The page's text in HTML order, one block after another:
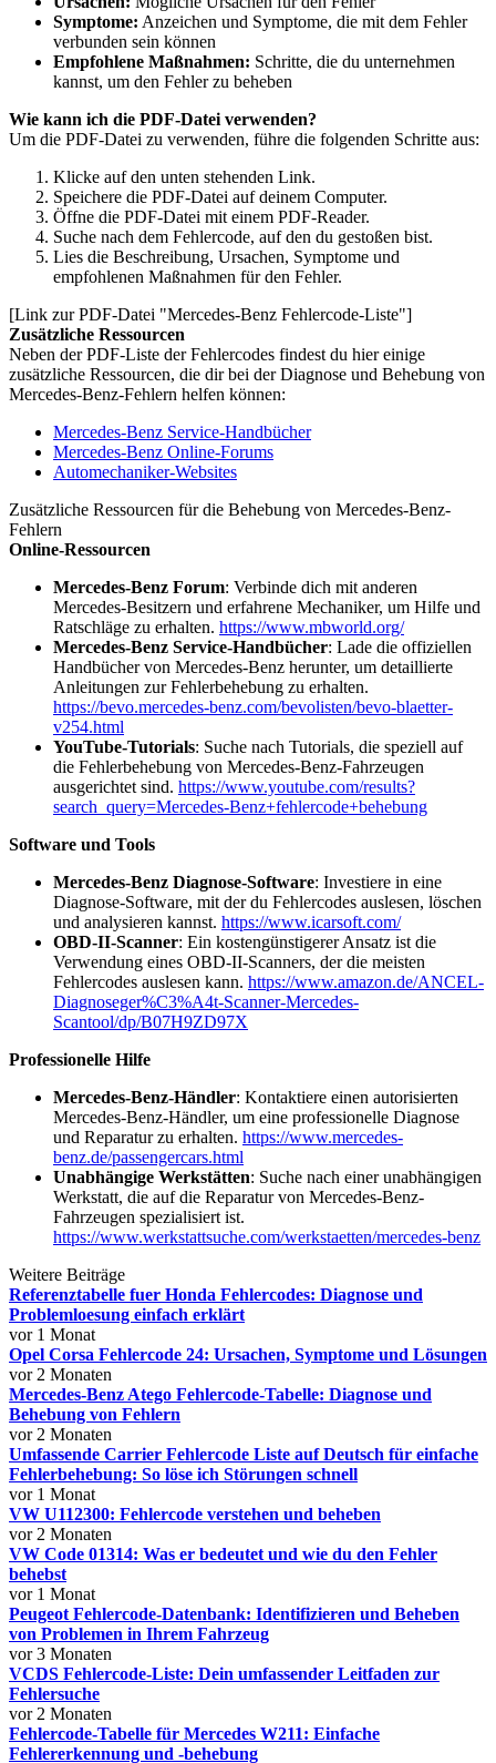
Symptome: Anzeichen und Symptome, die mit dem Fehler
verbunden sein können
Empfohlene Maßnahmen: Schritte, die du unternehmen
kannst, um den Fehler zu beheben
Wie kann ich die PDF-Datei verwenden?
Um die PDF-Datei zu verwenden, führe die folgenden Schritte aus:
Klicke auf den unten stehenden Link.
Speichere die PDF-Datei auf deinem Computer.
Öffne die PDF-Datei mit einem PDF-Reader.
Suche nach dem Fehlercode, auf den du gestoßen bist.
Lies die Beschreibung, Ursachen, Symptome und
empfohlenen Maßnahmen für den Fehler.
[Link zur PDF-Datei "Mercedes-Benz Fehlercode-Liste"]
Zusätzliche Ressourcen
Neben der PDF-Liste der Fehlercodes findest du hier einige
zusätzliche Ressourcen, die dir bei der Diagnose und Behebung von
Mercedes-Benz-Fehlern helfen können:
Mercedes-Benz Service-Handbücher
Mercedes-Benz Online-Forums
Automechaniker-Websites
Zusätzliche Ressourcen für die Behebung von Mercedes-Benz-
Fehlern
Online-Ressourcen
Mercedes-Benz Forum: Verbinde dich mit anderen
Mercedes-Besitzern und erfahrene Mechaniker, um Hilfe und
Ratschläge zu erhalten. https://www.mbworld.org/
Mercedes-Benz Service-Handbücher: Lade die offiziellen
Handbücher von Mercedes-Benz herunter, um detaillierte
Anleitungen zur Fehlerbehebung zu erhalten.
https://bevo.mercedes-benz.com/bevolisten/bevo-blaetter-
v254.html
YouTube-Tutorials: Suche nach Tutorials, die speziell auf
die Fehlerbehebung von Mercedes-Benz-Fahrzeugen
ausgerichtet sind. https://www.youtube.com/results?
search_query=Mercedes-Benz+fehlercode+behebung
Software und Tools
Mercedes-Benz Diagnose-Software: Investiere in eine
Diagnose-Software, mit der du Fehlercodes auslesen, löschen
und analysieren kannst. https://www.icarsoft.com/
OBD-II-Scanner: Ein kostengünstigerer Ansatz ist die
Verwendung eines OBD-II-Scanners, der die meisten
Fehlercodes auslesen kann. https://www.amazon.de/ANCEL-
Diagnoseger%C3%A4t-Scanner-Mercedes-
Scantool/dp/B07H9ZD97X
Professionelle Hilfe
Mercedes-Benz-Händler: Kontaktiere einen autorisierten
Mercedes-Benz-Händler, um eine professionelle Diagnose
und Reparatur zu erhalten. https://www.mercedes-
benz.de/passengercars.html
Unabhängige Werkstätten: Suche nach einer unabhängigen
Werkstatt, die auf die Reparatur von Mercedes-Benz-
Fahrzeugen spezialisiert ist.
https://www.werkstattsuche.com/werkstaetten/mercedes-benz
Weitere Beiträge
Referenztabelle fuer Honda Fehlercodes: Diagnose und
Problemloesung einfach erklärt
vor 1 Monat
Opel Corsa Fehlercode 24: Ursachen, Symptome und Lösungen
vor 2 Monaten
Mercedes-Benz Atego Fehlercode-Tabelle: Diagnose und
Behebung von Fehlern
vor 2 Monaten
Umfassende Carrier Fehlercode Liste auf Deutsch für einfache
Fehlerbehebung: So löse ich Störungen schnell
vor 1 Monat
VW U112300: Fehlercode verstehen und beheben
vor 2 Monaten
VW Code 01314: Was er bedeutet und wie du den Fehler
behebst
vor 1 Monat
Peugeot Fehlercode-Datenbank: Identifizieren und Beheben
von Problemen in Ihrem Fahrzeug
vor 3 Monaten
VCDS Fehlercode-Liste: Dein umfassender Leitfaden zur
Fehlersuche
vor 2 Monaten
Fehlercode-Tabelle für Mercedes W211: Einfache
Fehlererkennung und -behebung